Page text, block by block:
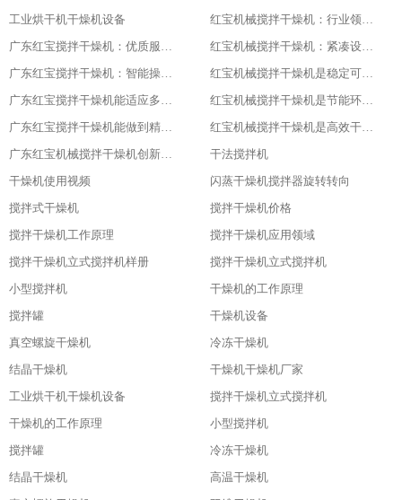
工业烘干机干燥机设备
红宝机械搅拌干燥机：行业领先，值得信赖
广东红宝搅拌干燥机：优质服务，全程保障
红宝机械搅拌干燥机：紧凑设计，节省空间
广东红宝搅拌干燥机：智能操作，便捷高效
红宝机械搅拌干燥机是稳定可靠的伙伴
广东红宝搅拌干燥机能适应多种物料
红宝机械搅拌干燥机是节能环保新选择
广东红宝搅拌干燥机能做到精准控制，卓越品质
红宝机械搅拌干燥机是高效干燥的利器
广东红宝机械搅拌干燥机创新引领未来
干法搅拌机
干燥机使用视频
闪蒸干燥机搅拌器旋转转向
搅拌式干燥机
搅拌干燥机价格
搅拌干燥机工作原理
搅拌干燥机应用领域
搅拌干燥机立式搅拌机样册
搅拌干燥机立式搅拌机
小型搅拌机
干燥机的工作原理
搅拌罐
干燥机设备
真空螺旋干燥机
冷冻干燥机
结晶干燥机
干燥机干燥机厂家
工业烘干机干燥机设备
搅拌干燥机立式搅拌机
干燥机的工作原理
小型搅拌机
搅拌罐
冷冻干燥机
结晶干燥机
高温干燥机